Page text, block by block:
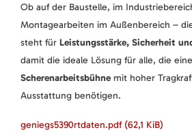
Ob auf der Baustelle, im
Montagearbeiten im Außenbereich –
steht für Leistungsstärke, Sicherheit
damit die ideale Lösung für alle, die eine
Scherenarbeitsbühnemit hoher
Ausstattung benötigen.
geniegs5390rtdaten.pdf (62,1 KiB)